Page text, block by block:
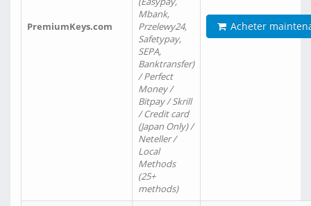
PremiumKeys.com
Mbank,
Przelewy24,
Safetypay,
SEPA,
Banktransfer)
/ Perfect
Money /
Bitpay / Skrill
/ Credit card
(Japan Only) /
Neteller /
Local
Methods
(25+
methods)
Acheter